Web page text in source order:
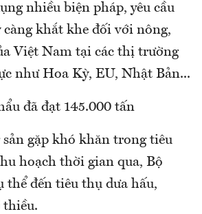
nhiều biện pháp, yêu cầu
càng khắt khe đối với nông,
Việt Nam tại các thị trường
như Hoa Kỳ, EU, Nhật Bản...
đã đạt 145.000 tấn
gặp khó khăn trong tiêu
hoạch thời gian qua, Bộ
thể đến tiêu thụ dưa hấu,
thiều.